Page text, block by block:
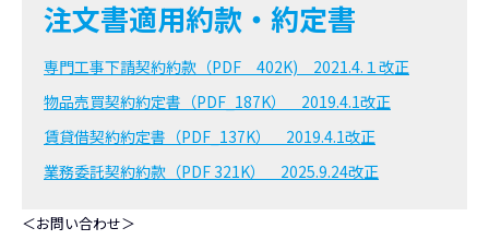
注文書適用約款・約定書
専門工事下請契約約款（PDF 402K) 2021.4.１改正
物品売買契約約定書（PDF_187K） 2019.4.1改正
賃貸借契約約定書（PDF_137K） 2019.4.1改正
業務委託契約約款（PDF 321K） 2025.9.24改正
＜お問い合わせ＞